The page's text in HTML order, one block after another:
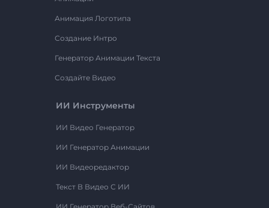
Анимация Логотипа
Создание Интро
Генератор Анимации Текста
Создайте Видео
ИИ Инструменты
ИИ Видео Генератор
ИИ Генератор Анимации
ИИ Видеоредактор
Текст В Видео С ИИ